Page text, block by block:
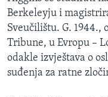
Berkeleyju i
Sveučilištu. G. 1944.,
Tribune, u Evropu –
odakle izvještava o
suđenja za ratne